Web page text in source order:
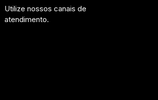
Utilize nossos canais de
atendimento.